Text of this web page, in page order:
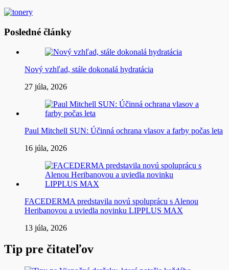
Posledné články
Nový vzhľad, stále dokonalá hydratácia
27 júla, 2026
Paul Mitchell SUN: Účinná ochrana vlasov a farby počas leta
16 júla, 2026
FACEDERMA predstavila novú spoluprácu s Alenou
Heribanovou a uviedla novinku LIPPLUS MAX
13 júla, 2026
Tip pre čitateľov